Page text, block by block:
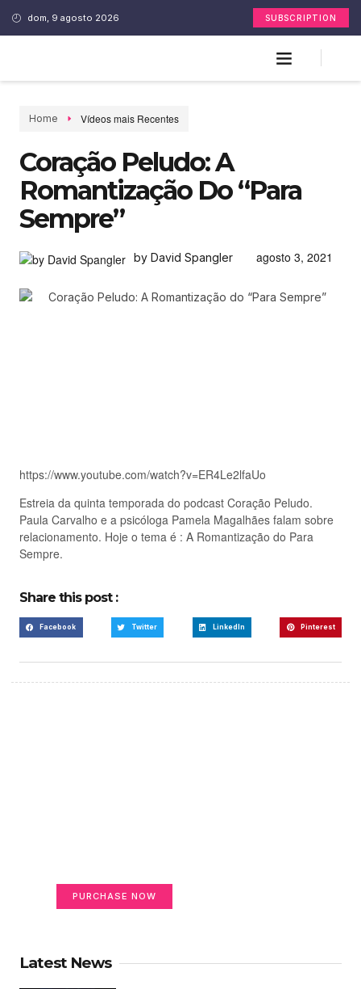
dom, 9 agosto 2026 SUBSCRIPTION
Home Vídeos mais Recentes
Coração Peludo: A
Romantização Do “Para
Sempre”
by David Spangler agosto 3, 2021
https://www.youtube.com/watch?v=ER4Le2lfaUo
Estreia da quinta temporada do podcast Coração Peludo.
Paula Carvalho e a psicóloga Pamela Magalhães falam sobre
relacionamento. Hoje o tema é : A Romantização do Para
Sempre.
Share this post :
Facebook Twitter LinkedIn Pinterest
PURCHASE NOW
Latest News